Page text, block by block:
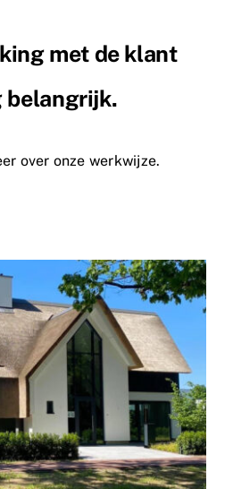
met de klant
belangrijk.
over onze werkwijze.